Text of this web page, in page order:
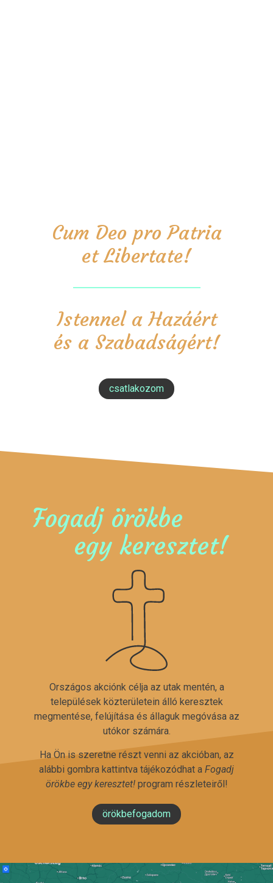
Cum Deo pro Patria
et Libertate!
Istennel a Hazáért
és a Szabadságért!
csatlakozom
Fogadj örökbe
egy keresztet!
Országos akciónk célja az utak mentén, a
települések közterületein álló keresztek
megmentése, felújítása és állaguk megóvása az
utókor számára.
Ha Ön is szeretne részt venni az akcióban, az
alábbi gombra kattintva tájékozódhat a Fogadj
örökbe egy keresztet!program részleteiről!
örökbefogadom